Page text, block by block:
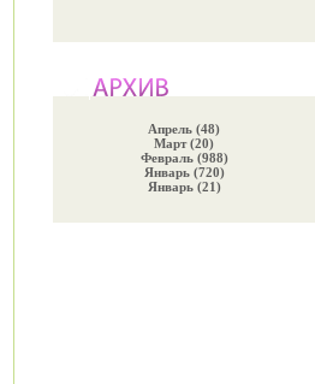
Апрель (48)
Март (20)
Февраль (988)
Январь (720)
Январь (21)